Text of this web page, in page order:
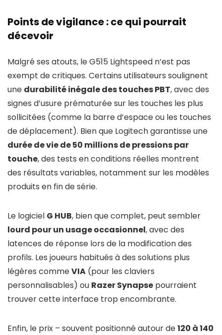
Points de vigilance : ce qui pourrait
décevoir
Malgré ses atouts, le G515 Lightspeed n’est pas
exempt de critiques. Certains utilisateurs soulignent
une durabilité inégale des touches PBT, avec des
signes d’usure prématurée sur les touches les plus
sollicitées (comme la barre d’espace ou les touches
de déplacement). Bien que Logitech garantisse une
durée de vie de 50 millions de pressions par
touche, des tests en conditions réelles montrent
des résultats variables, notamment sur les modèles
produits en fin de série.
Le logiciel G HUB, bien que complet, peut sembler
lourd pour un usage occasionnel, avec des
latences de réponse lors de la modification des
profils. Les joueurs habitués à des solutions plus
légères commeVIA (pour les claviers
personnalisables) ou Razer Synapse pourraient
trouver cette interface trop encombrante.
Enfin, le prix – souvent positionné autour de120 à 140